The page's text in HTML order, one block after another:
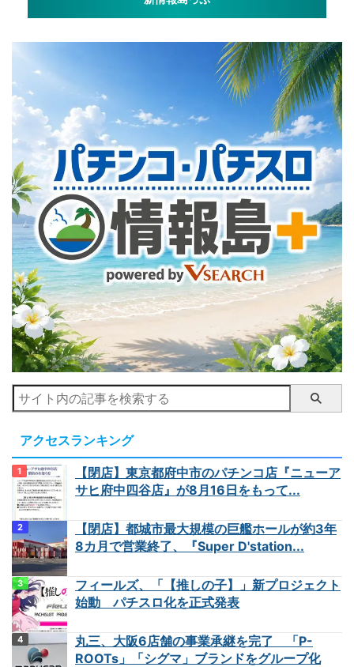
アクセスランキング
【閉店】東京都府中市のパチンコ店『ニューア
サヒ府中四谷店』が8月16日をもって...
【閉店】都城市最大規模の巨艦ホールが約3年
8カ月で営業終了、『Super D'station...
フィールズ、「【推しの子】」新プロジェクト
始動 パチスロ化を正式発表
丸三、大阪6店舗の事業承継を完了 「P-
ROOTs」「シグマ」ブランドをグループ化